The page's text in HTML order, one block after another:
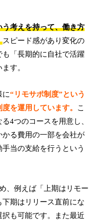
考えを持って、働き方
スピード感があり変化の
「長期的に自社で活躍
す。
に“リモサポ制度”という
を運用しています。
こ
4つのコースを用意し、
る費用の一部を会社が
当の支給を行うという
、例えば「上期はリモー
下期はリリース直前にな
も可能です。また最近